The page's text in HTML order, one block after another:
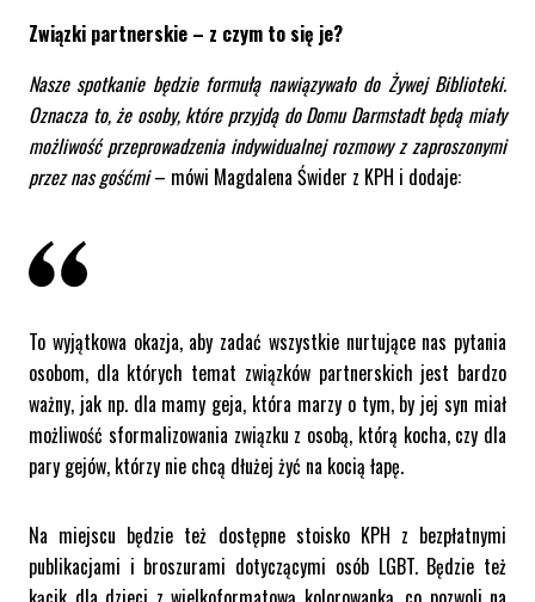
Związki partnerskie – z czym to się je?
Nasze spotkanie będzie formułą nawiązywało do Żywej Biblioteki.
Oznacza to, że osoby, które przyjdą do Domu Darmstadt będą miały
możliwość przeprowadzenia indywidualnej rozmowy z zaproszonymi
przez nas gośćmi– mówi Magdalena Świder z KPH i dodaje:
To wyjątkowa okazja, aby zadać wszystkie nurtujące nas pytania
osobom, dla których temat związków partnerskich jest bardzo
ważny, jak np. dla mamy geja, która marzy o tym, by jej syn miał
możliwość sformalizowania związku z osobą, którą kocha, czy dla
pary gejów, którzy nie chcą dłużej żyć na kocią łapę.
Na miejscu będzie też dostępne stoisko KPH z bezpłatnymi
publikacjami i broszurami dotyczącymi osób LGBT. Będzie też